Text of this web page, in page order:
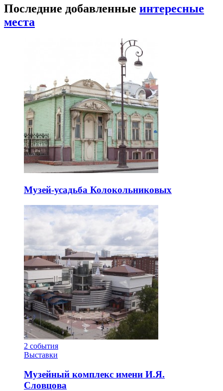
Последние добавленные интересные
места
Музей-усадьба Колокольниковых
2 события
Выставки
Музейный комплекс имени И.Я.
Словцова